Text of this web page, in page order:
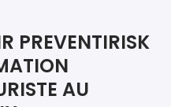
PREVENTIRISK
AU